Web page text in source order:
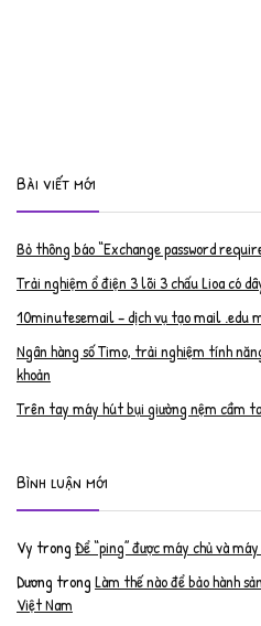
Bài viết mới
Bỏ thông báo “Exchange password
Trải nghiệm ổ điện 3 lõi 3 chấu Lioa có
10minutesemail – dịch vụ tạo mail .edu
Ngân hàng số Timo, trải nghiệm tính
khoản
Trên tay máy hút bụi giường nệm cầm
Bình luận mới
Vy trongĐể “ping” được máy chủ và
Dương trongLàm thế nào để bảo hành
Việt Nam